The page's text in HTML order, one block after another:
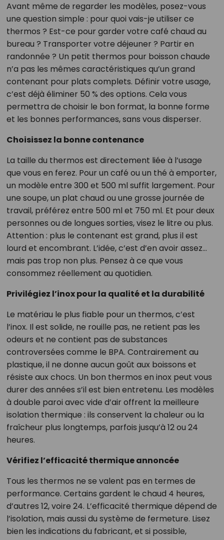
Avant même de regarder les modèles, posez-vous
une question simple : pour quoi vais-je utiliser ce
thermos ? Est-ce pour garder votre café chaud au
bureau ? Transporter votre déjeuner ? Partir en
randonnée ? Un petit thermos pour boisson chaude
n’a pas les mêmes caractéristiques qu’un grand
contenant pour plats complets. Définir votre usage,
c’est déjà éliminer 50 % des options. Cela vous
permettra de choisir le bon format, la bonne forme
et les bonnes performances, sans vous disperser.
Choisissez la bonne contenance
La taille du thermos est directement liée à l’usage
que vous en ferez. Pour un café ou un thé à emporter,
un modèle entre 300 et 500 ml suffit largement. Pour
une soupe, un plat chaud ou une grosse journée de
travail, préférez entre 500 ml et 750 ml. Et pour deux
personnes ou de longues sorties, visez le litre ou plus.
Attention : plus le contenant est grand, plus il est
lourd et encombrant. L’idée, c’est d’en avoir assez…
mais pas trop non plus. Pensez à ce que vous
consommez réellement au quotidien.
Privilégiez l’inox pour la qualité et la durabilité
Le matériau le plus fiable pour un thermos, c’est
l’inox. Il est solide, ne rouille pas, ne retient pas les
odeurs et ne contient pas de substances
controversées comme le BPA. Contrairement au
plastique, il ne donne aucun goût aux boissons et
résiste aux chocs. Un bon thermos en inox peut vous
durer des années s’il est bien entretenu. Les modèles
à double paroi avec vide d’air offrent la meilleure
isolation thermique : ils conservent la chaleur ou la
fraîcheur plus longtemps, parfois jusqu’à 12 ou 24
heures.
Vérifiez l’efficacité thermique annoncée
Tous les thermos ne se valent pas en termes de
performance. Certains gardent le chaud 4 heures,
d’autres 12, voire 24. L’efficacité thermique dépend de
l’isolation, mais aussi du système de fermeture. Lisez
bien les indications du fabricant, et si possible,